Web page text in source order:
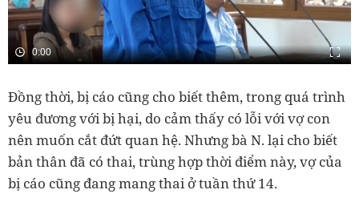
Đồng thời, bị cáo cũng cho biết thêm, trong quá trình
yêu đương với bị hại, do cảm thấy có lỗi với vợ con
nên muốn cắt đứt quan hệ. Nhưng bà N. lại cho biết
bản thân đã có thai, trùng hợp thời điểm này, vợ của
bị cáo cũng đang mang thai ở tuần thứ 14.